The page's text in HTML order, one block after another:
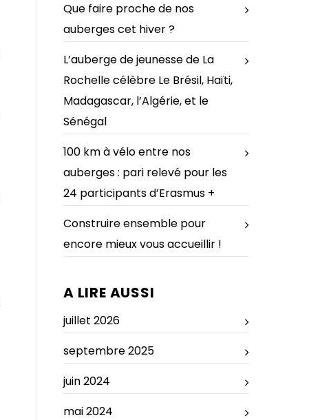
Que faire proche de nos
auberges cet hiver ?
L’auberge de jeunesse de La
Rochelle célèbre Le Brésil, Haïti,
Madagascar, l’Algérie, et le
Sénégal
100 km à vélo entre nos
auberges : pari relevé pour les
24 participants d’Erasmus +
Construire ensemble pour
encore mieux vous accueillir !
A LIRE AUSSI
juillet 2026
septembre 2025
juin 2024
mai 2024